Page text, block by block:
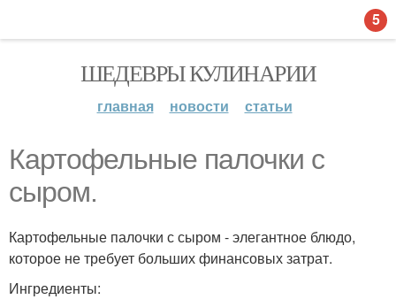
ШЕДЕВРЫ КУЛИНАРИИ
главная новости статьи
Картофельные палочки с
сыром.
Картофельные палочки с сыром - элегантное блюдо,
которое не требует больших финансовых затрат.
Ингредиенты:
5